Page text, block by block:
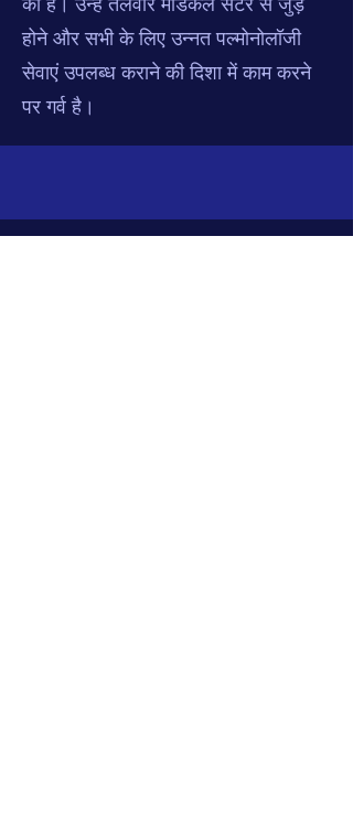
होने और सभी के लिए उन्नत पल्मोनोलॉजी
सेवाएं उपलब्ध कराने की दिशा में काम करने
पर गर्व है।